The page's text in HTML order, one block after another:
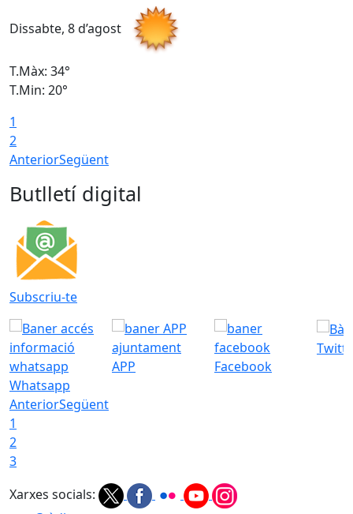
Dissabte, 8 d’agost
T.Màx: 34°
T.Min: 20°
1
2
AnteriorSegüent
Butlletí digital
Subscriu-te
Whatsapp
APP Facebook
AnteriorSegüent
1
2
3
Xarxes socials: